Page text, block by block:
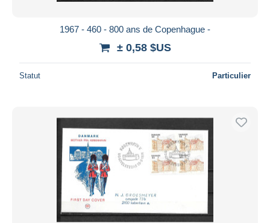
1967 - 460 - 800 ans de Copenhague -
± 0,58 $US
Statut Particulier